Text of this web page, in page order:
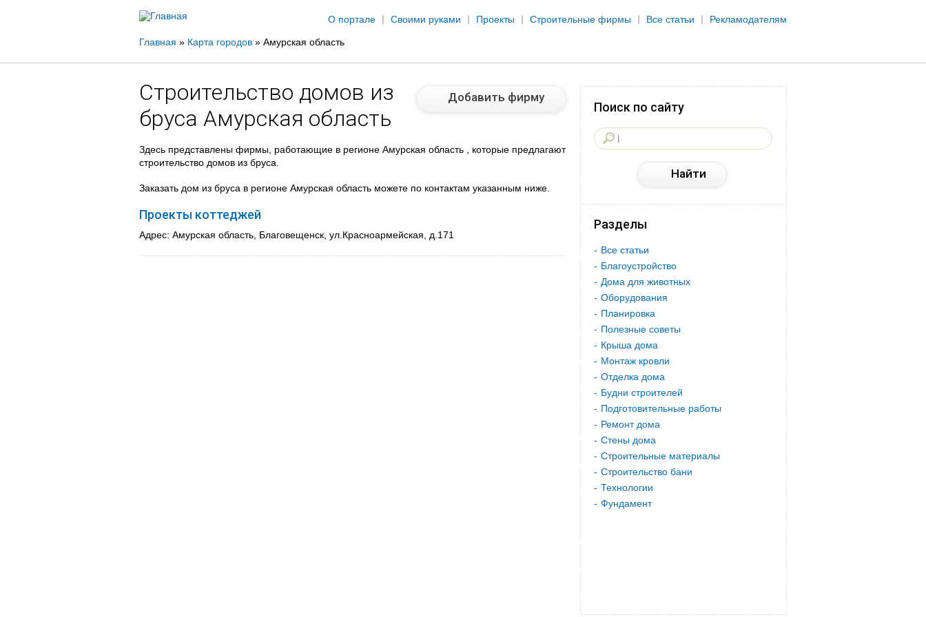
О портале
Своими руками Проекты Строительные фирмы Все статьи Рекламодателям
Вы
здесь
Главная » Карта городов » Амурская область
Строительство домов из
бруса Амурская область
Добавить фирму
Здесь представлены фирмы, работающие в регионе Амурская область , которые предлагают
строительство домов из бруса.
Заказать дом из бруса в регионе Амурская область можете по контактам указанным ниже.
Проекты коттеджей
Адрес: Амурская область, Благовещенск, ул.Красноармейская, д.171
Поиск по сайту
Разделы
Все статьи
Благоустройство
Дома для животных
Оборудования
Планировка
Полезные советы
Крыша дома
Монтаж кровли
Отделка дома
Будни строителей
Подготовительные работы
Ремонт дома
Стены дома
Строительные материалы
Строительство бани
Технологии
Фундамент